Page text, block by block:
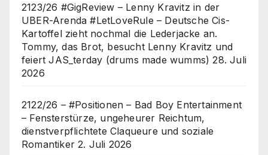
2123/26 #GigReview – Lenny Kravitz in der
UBER-Arenda #LetLoveRule – Deutsche Cis-
Kartoffel zieht nochmal die Lederjacke an.
Tommy, das Brot, besucht Lenny Kravitz und
feiert JAS_terday (drums made wumms) 28. Juli
2026
2122/26 – #Positionen – Bad Boy Entertainment
– Fensterstürze, ungeheurer Reichtum,
dienstverpflichtete Claqueure und soziale
Romantiker 2. Juli 2026